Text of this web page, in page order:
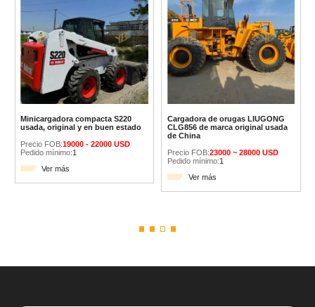
Minicargadora compacta S220
usada, original y en buen estado
Precio FOB:19000 - 22000 USD
Pedido mínimo:1
Ver más
Cargadora de orugas LIUGONG
CLG856 de marca original usada
de China
Precio FOB:23000 ~ 28000 USD
Pedido mínimo:1
Ver más